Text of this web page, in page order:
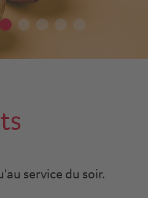
service du soir.